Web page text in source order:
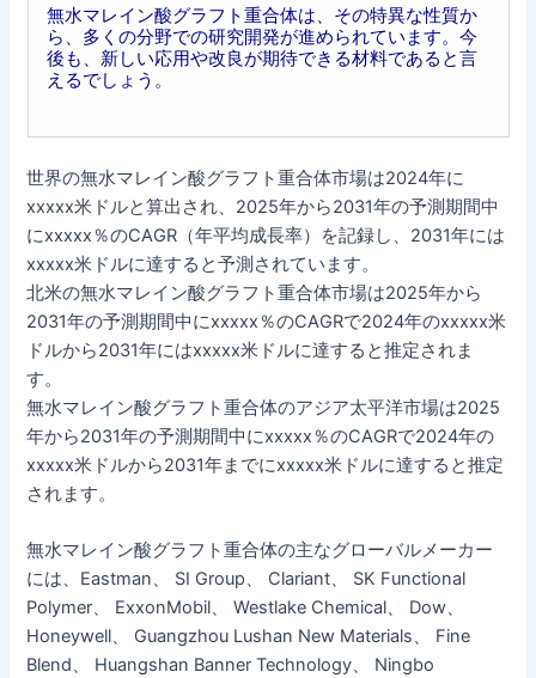
無水マレイン酸グラフト重合体は、その特異な性質か
ら、多くの分野での研究開発が進められています。今
後も、新しい応用や改良が期待できる材料であると言
えるでしょう。
世界の無水マレイン酸グラフト重合体市場は2024年に
xxxxx米ドルと算出され、2025年から2031年の予測期間中
にxxxxx％のCAGR（年平均成長率）を記録し、2031年には
xxxxx米ドルに達すると予測されています。
北米の無水マレイン酸グラフト重合体市場は2025年から
2031年の予測期間中にxxxxx％のCAGRで2024年のxxxxx米
ドルから2031年にはxxxxx米ドルに達すると推定されま
す。
無水マレイン酸グラフト重合体のアジア太平洋市場は2025
年から2031年の予測期間中にxxxxx％のCAGRで2024年の
xxxxx米ドルから2031年までにxxxxx米ドルに達すると推定
されます。
無水マレイン酸グラフト重合体の主なグローバルメーカー
には、Eastman、 SI Group、 Clariant、 SK Functional
Polymer、 ExxonMobil、 Westlake Chemical、 Dow、
Honeywell、 Guangzhou Lushan New Materials、 Fine
Blend、 Huangshan Banner Technology、 Ningbo